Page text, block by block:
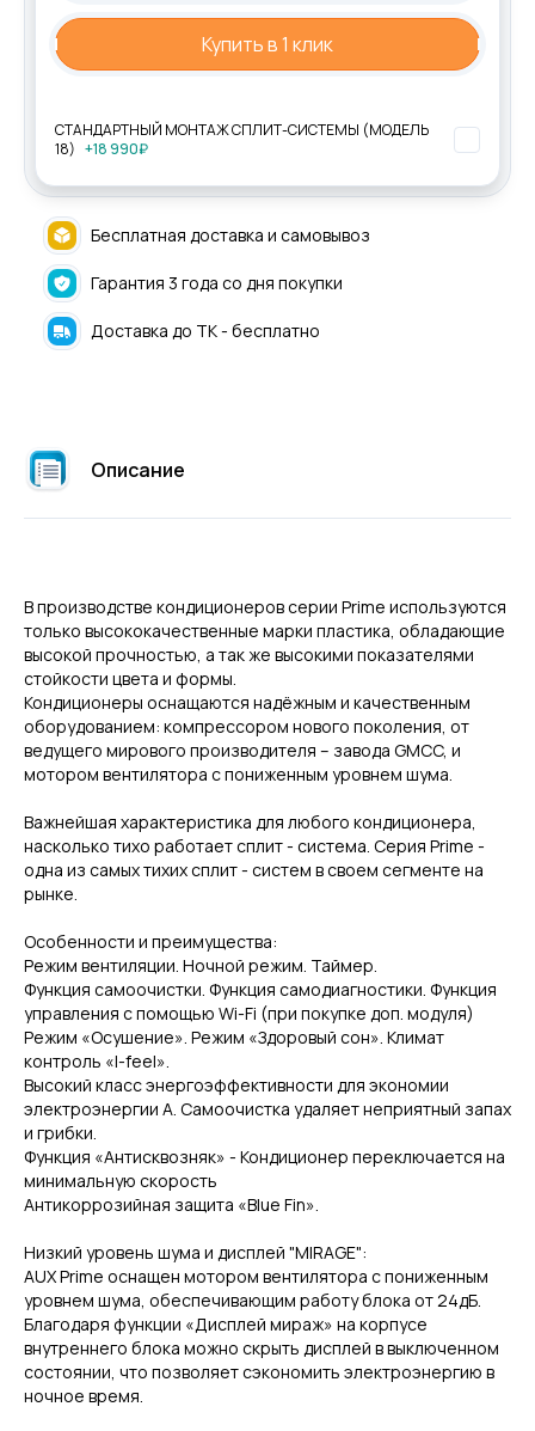
Купить в 1 клик
СТАНДАРТНЫЙ МОНТАЖ СПЛИТ-СИСТЕМЫ (МОДЕЛЬ
18) +18 990₽
Бесплатная доставка и самовывоз
Гарантия 3 года со дня покупки
Доставка до ТК - бесплатно
Описание
В производстве кондиционеров серии Prime используются
только высококачественные марки пластика, обладающие
высокой прочностью, а так же высокими показателями
стойкости цвета и формы.
Кондиционеры оснащаются надёжным и качественным
оборудованием: компрессором нового поколения, от
ведущего мирового производителя – завода GMCC, и
мотором вентилятора с пониженным уровнем шума.
Важнейшая характеристика для любого кондиционера,
насколько тихо работает сплит - система. Серия Prime -
одна из самых тихих сплит - систем в своем сегменте на
рынке.
Особенности и преимущества:
Режим вентиляции. Ночной режим. Таймер.
Функция самоочистки. Функция самодиагностики. Функция
управления с помощью Wi-Fi (при покупке доп. модуля)
Режим «Осушение». Режим «Здоровый сон». Климат
контроль «I-feel».
Высокий класс энергоэффективности для экономии
электроэнергии А. Самоочистка удаляет неприятный запах
и грибки.
Функция «Антисквозняк» - Кондиционер переключается на
минимальную скорость
Антикоррозийная защита «Blue Fin».
Низкий уровень шума и дисплей "MIRAGE":
AUX Prime оснащен мотором вентилятора с пониженным
уровнем шума, обеспечивающим работу блока от 24дБ.
Благодаря функции «Дисплей мираж» на корпусе
внутреннего блока можно скрыть дисплей в выключенном
состоянии, что позволяет сэкономить электроэнергию в
ночное время.